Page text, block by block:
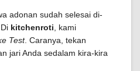
adonan sudah selesai di-
kitchenroti , kami
Test. Caranya, tekan
jari Anda sedalam kira-kira